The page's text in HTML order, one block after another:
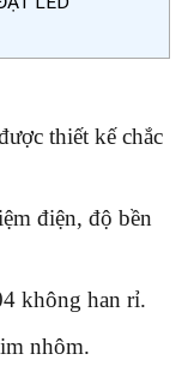
thiết kế chắc
điện, độ bền
không han rỉ.
nhôm.